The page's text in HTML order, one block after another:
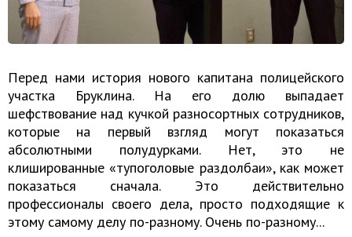
Перед нами история нового капитана полицейского
участка Бруклина. На его долю выпадает
шефствование над кучкой разносортных сотрудников,
которые на первый взгляд могут показаться
абсолютными полудурками. Нет, это не
клишированные «тупоголовые раздолбаи», как может
показаться сначала. Это действительно
профессионалы своего дела, просто подходящие к
этому самому делу по-разному. Очень по-разному...